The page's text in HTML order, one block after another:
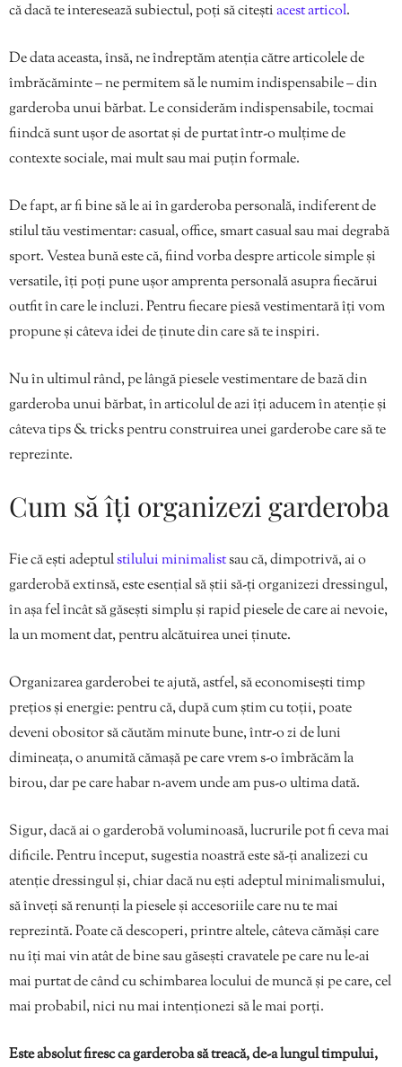
că dacă te interesează subiectul, poți să citeștiacest articol.
De data aceasta, însă, ne îndreptăm atenția către articolele de
îmbrăcăminte – ne permitem să le numim indispensabile – din
garderoba unui bărbat. Le considerăm indispensabile, tocmai
fiindcă sunt ușor de asortat și de purtat într-o mulțime de
contexte sociale, mai mult sau mai puțin formale.
De fapt, ar fi bine să le ai în garderoba personală, indiferent de
stilul tău vestimentar: casual, office, smart casual sau mai degrabă
sport. Vestea bună este că, fiind vorba despre articole simple și
versatile, îți poți pune ușor amprenta personală asupra fiecărui
outfit în care le incluzi. Pentru fiecare piesă vestimentară îți vom
propune și câteva idei de ținute din care să te inspiri.
Nu în ultimul rând, pe lângă piesele vestimentare de bază din
garderoba unui bărbat, în articolul de azi îți aducem în atenție și
câteva tips & tricks pentru construirea unei garderobe care să te
reprezinte.
Cum să îți organizezi garderoba
Fie că ești adeptulstilului minimalistsau că, dimpotrivă, ai o
garderobă extinsă, este esențial să știi să-ți organizezi dressingul,
în așa fel încât să găsești simplu și rapid piesele de care ai nevoie,
la un moment dat, pentru alcătuirea unei ținute.
Organizarea garderobei te ajută, astfel, să economisești timp
prețios și energie: pentru că, după cum știm cu toții, poate
deveni obositor să căutăm minute bune, într-o zi de luni
dimineața, o anumită cămașă pe care vrem s-o îmbrăcăm la
birou, dar pe care habar n-avem unde am pus-o ultima dată.
Sigur, dacă ai o garderobă voluminoasă, lucrurile pot fi ceva mai
dificile. Pentru început, sugestia noastră este să-ți analizezi cu
atenție dressingul și, chiar dacă nu ești adeptul minimalismului,
să înveți să renunți la piesele și accesoriile care nu te mai
reprezintă. Poate că descoperi, printre altele, câteva cămăși care
nu îți mai vin atât de bine sau găsești cravatele pe care nu le-ai
mai purtat de când cu schimbarea locului de muncă și pe care, cel
mai probabil, nici nu mai intenționezi să le mai porți.
Este absolut firesc ca garderoba să treacă, de-a lungul timpului,